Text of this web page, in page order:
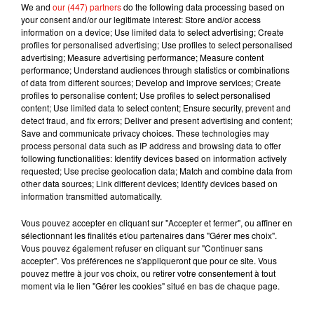
France Mobilités devrait trancher dans le courant de la
semaine prochaine.
Musique
7 août 2026
RÜFÜS DU SOL annonce un nouvel
album après sa tournée mondiale
7 août 2026
Angèle et Amélie Lens dévoilent leur
collaboration tant attendue
We and our (447) partnersdo the following data processing based on
your consent and/or our legitimate interest: Store and/or access
information on a device; Use limited data to select advertising; Create
profiles for personalised advertising; Use profiles to select personalised
advertising; Measure advertising performance; Measure content
performance; Understand audiences through statistics or combinations
of data from different sources; Develop and improve services; Create
profiles to personalise content; Use profiles to select personalised
content; Use limited data to select content; Ensure security, prevent and
detect fraud, and fix errors; Deliver and present advertising and content;
Save and communicate privacy choices. These technologies may
process personal data such as IP address and browsing data to offer
following functionalities: Identify devices based on information actively
requested; Use precise geolocation data; Match and combine data from
other data sources; Link different devices; Identify devices based on
information transmitted automatically.
Vous pouvez accepter en cliquant sur "Accepter et fermer", ou affiner en
sélectionnant les finalités et/ou partenaires dans "Gérer mes choix".
Vous pouvez également refuser en cliquant sur "Continuer sans
accepter". Vos préférences ne s'appliqueront que pour ce site. Vous
pouvez mettre à jour vos choix, ou retirer votre consentement à tout
moment via le lien "Gérer les cookies" situé en bas de chaque page.